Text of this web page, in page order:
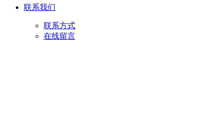
联系我们
联系方式
在线留言